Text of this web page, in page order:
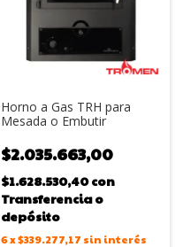
Horno a Gas TRH para
Mesada o Embutir
$2.035.663,00
$1.628.530,40con
Transferencia o
depósito
6x$339.277,17 sin interés